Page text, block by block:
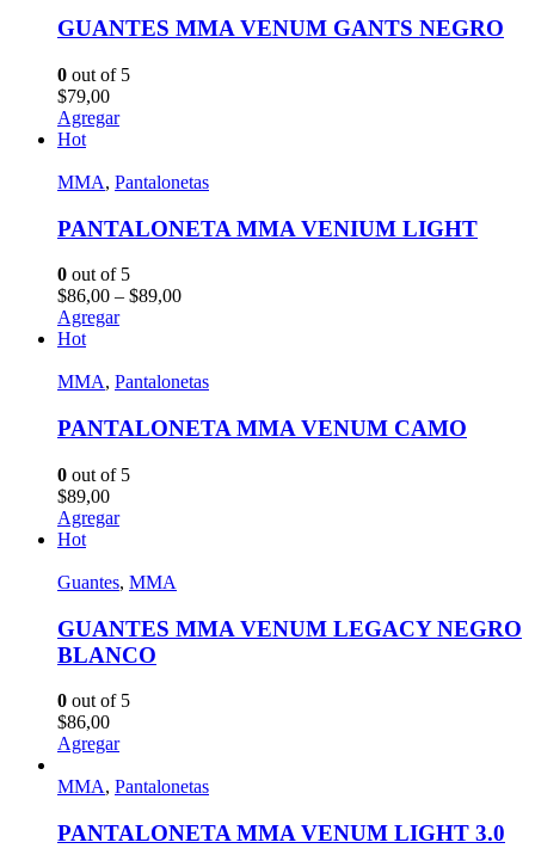
GUANTES MMA VENUM GANTS NEGRO
0 out of 5
$79,00
Agregar
Hot
MMA, Pantalonetas
PANTALONETA MMA VENIUM LIGHT
0 out of 5
$86,00 – $89,00
Agregar
Hot
MMA, Pantalonetas
PANTALONETA MMA VENUM CAMO
0 out of 5
$89,00
Agregar
Hot
Guantes, MMA
GUANTES MMA VENUM LEGACY NEGRO
BLANCO
0 out of 5
$86,00
Agregar
MMA, Pantalonetas
PANTALONETA MMA VENUM LIGHT 3.0